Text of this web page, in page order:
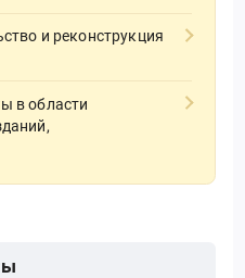
и реконструкция
в области